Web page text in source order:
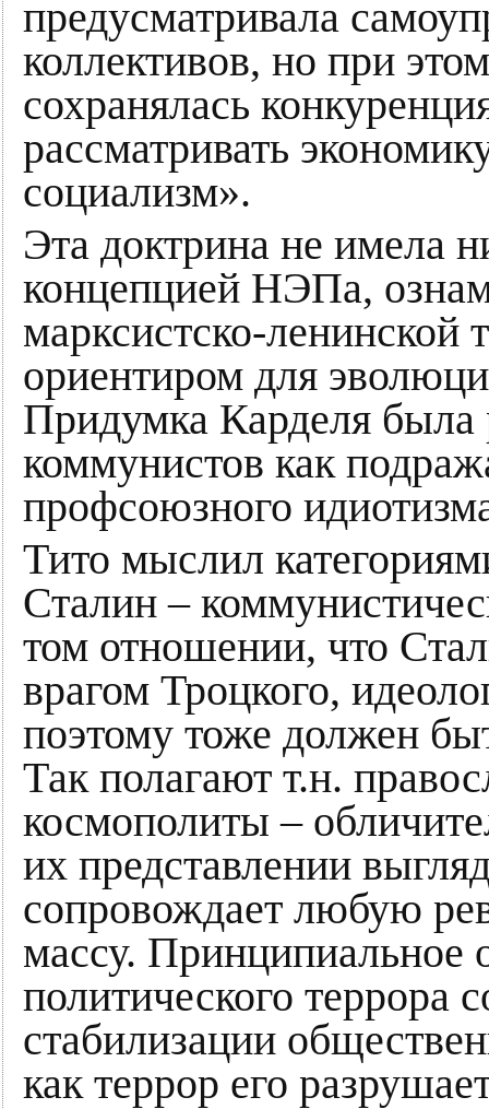
предусматривала
коллективов, но при
сохранялась
рассматривать
социализм».
Эта доктрина не имела
концепцией НЭПа,
марксистско-
ориентиром для
Придумка Карделя была
коммунистов как
профсоюзного
Тито мыслил
Сталин –
том отношении, что
врагом Троцкого,
поэтому тоже должен
Так полагают т.н.
космополиты –
их представлении
сопровождает любую
массу. Принципиальное
политического террора
стабилизации
как террор его